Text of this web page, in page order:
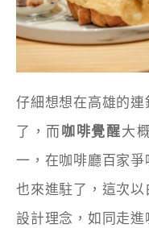
仔細想想在高雄的
了，而 咖啡覺醒大
一，在咖啡廳百家
也來進駐了，這次
設計理念，如同走